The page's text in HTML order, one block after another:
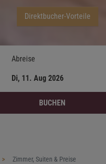
Direktbucher-Vorteile
Abreise
BUCHEN
Zimmer, Suiten & Preise